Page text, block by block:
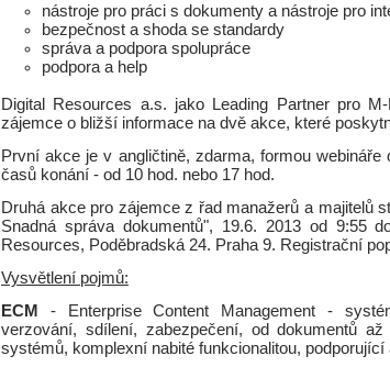
nástroje pro práci s dokumenty a nástroje pro
bezpečnost a shoda se standardy
správa a podpora spolupráce
podpora a help
Digital Resources a.s. jako Leading Partner pro
zájemce o bližší informace na dvě akce, které
První akce je v angličtině, zdarma, formou
časů konání - od 10 hod. nebo 17 hod.
Druhá akce pro zájemce z řad manažerů a majitelů
Snadná správa dokumentů", 19.6. 2013 od 9:55
Resources, Poděbradská 24. Praha 9. Registrační
Vysvětlení pojmů:
ECM
- Enterprise Content Management -
verzování, sdílení, zabezpečení, od dokumentů
systémů, komplexní nabité funkcionalitou, podporující